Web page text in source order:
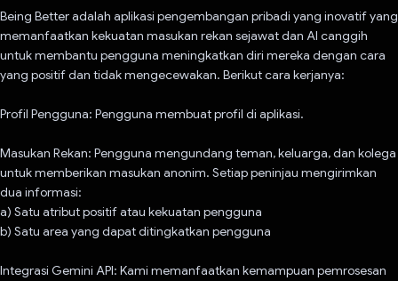
Being Better adalah aplikasi pengembangan pribadi yang inovatif yang
memanfaatkan kekuatan masukan rekan sejawat dan AI canggih
untuk membantu pengguna meningkatkan diri mereka dengan cara
yang positif dan tidak mengecewakan. Berikut cara kerjanya:
Profil Pengguna: Pengguna membuat profil di aplikasi.
Masukan Rekan: Pengguna mengundang teman, keluarga, dan kolega
untuk memberikan masukan anonim. Setiap peninjau mengirimkan
dua informasi:
a) Satu atribut positif atau kekuatan pengguna
b) Satu area yang dapat ditingkatkan pengguna
Integrasi Gemini API: Kami memanfaatkan kemampuan pemrosesan